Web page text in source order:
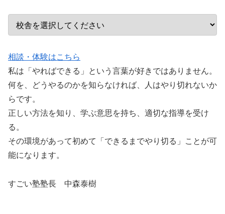
相談・体験はこちら
私は「やればできる」という言葉が好きではありません。
何を、どうやるのかを知らなければ、人はやり切れないか
らです。
正しい方法を知り、学ぶ意思を持ち、適切な指導を受け
る。
その環境があって初めて「できるまでやり切る」ことが可
能になります。
すごい塾塾長 中森泰樹